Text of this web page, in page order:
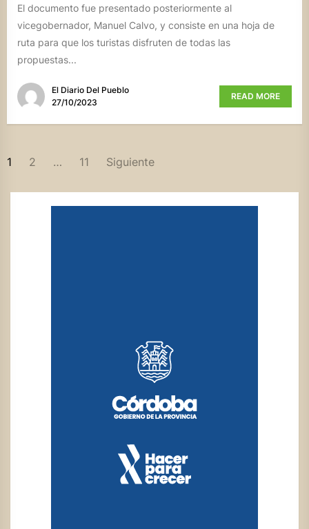
El documento fue presentado posteriormente al
vicegobernador, Manuel Calvo, y consiste en una hoja de
ruta para que los turistas disfruten de todas las
propuestas...
El Diario Del Pueblo
27/10/2023
READ MORE
PAGINACIÓN
ENTRADAS
1 2 … 11 Siguiente